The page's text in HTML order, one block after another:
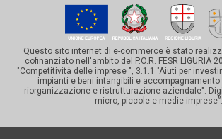
Questo sito internet di e-commerce è stato
cofinanziato nell'ambito del P.O.R. FESR LIGURIA
"Competitività delle imprese ", 3.1.1 "Aiuti per
impianti e beni intangibili e
riorganizzazione e ristrutturazione aziendale".
micro, piccole e medie imprese”.